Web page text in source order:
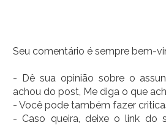
Seu comentário é sempre bem-
- Dê sua opinião sobre o
achou do post, Me diga o que
- Você pode também fazer
- Caso queira, deixe o link do